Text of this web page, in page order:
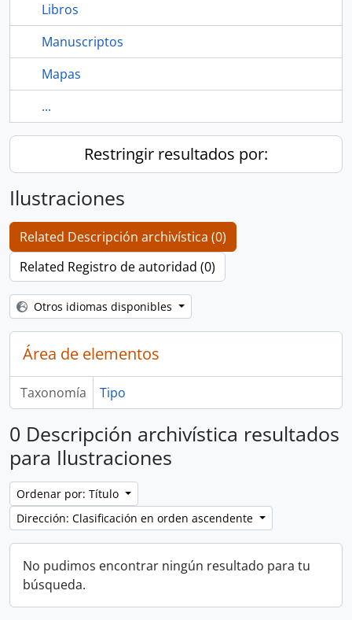
Libros
Manuscriptos
Mapas
...
Restringir resultados por:
Ilustraciones
Related Descripción archivística (0)
Related Registro de autoridad (0)
Otros idiomas disponibles
Área de elementos
Taxonomía Tipo
0 Descripción archivística resultados
para Ilustraciones
Ordenar por: Título
Dirección: Clasificación en orden ascendente
No pudimos encontrar ningún resultado para tu
búsqueda.